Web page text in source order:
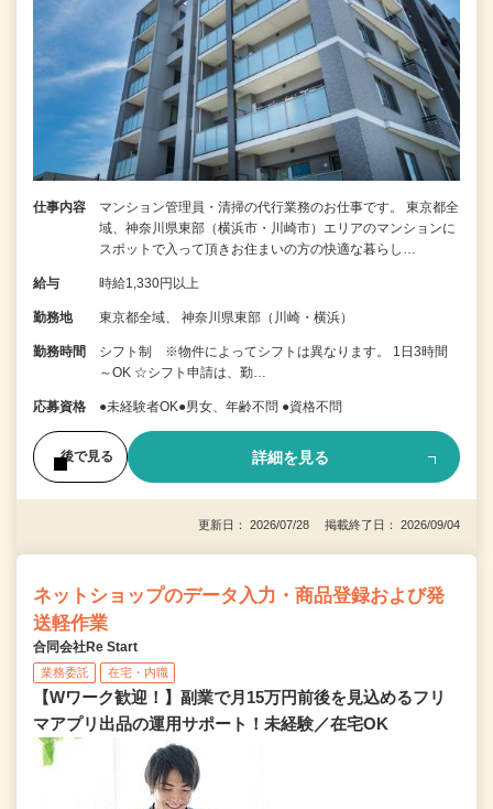
仕事内容
マンション管理員・清掃の代行業務のお仕事です。 東京都全
域、神奈川県東部（横浜市・川崎市）エリアのマンションに
スポットで入って頂きお住まいの方の快適な暮らし…
給与 時給1,330円以上
勤務地 東京都全域、 神奈川県東部（川崎・横浜）
勤務時間
シフト制 ※物件によってシフトは異なります。 1日3時間
～OK ☆シフト申請は、勤…
応募資格 ●未経験者OK●男女、年齢不問 ●資格不問
後で見る 詳細を見る
更新日： 2026/07/28 掲載終了日： 2026/09/04
ネットショップのデータ入力・商品登録および発
送軽作業
合同会社Re Start
業務委託 在宅・内職
【Wワーク歓迎！】副業で月15万円前後を見込めるフリ
マアプリ出品の運用サポート！未経験／在宅OK